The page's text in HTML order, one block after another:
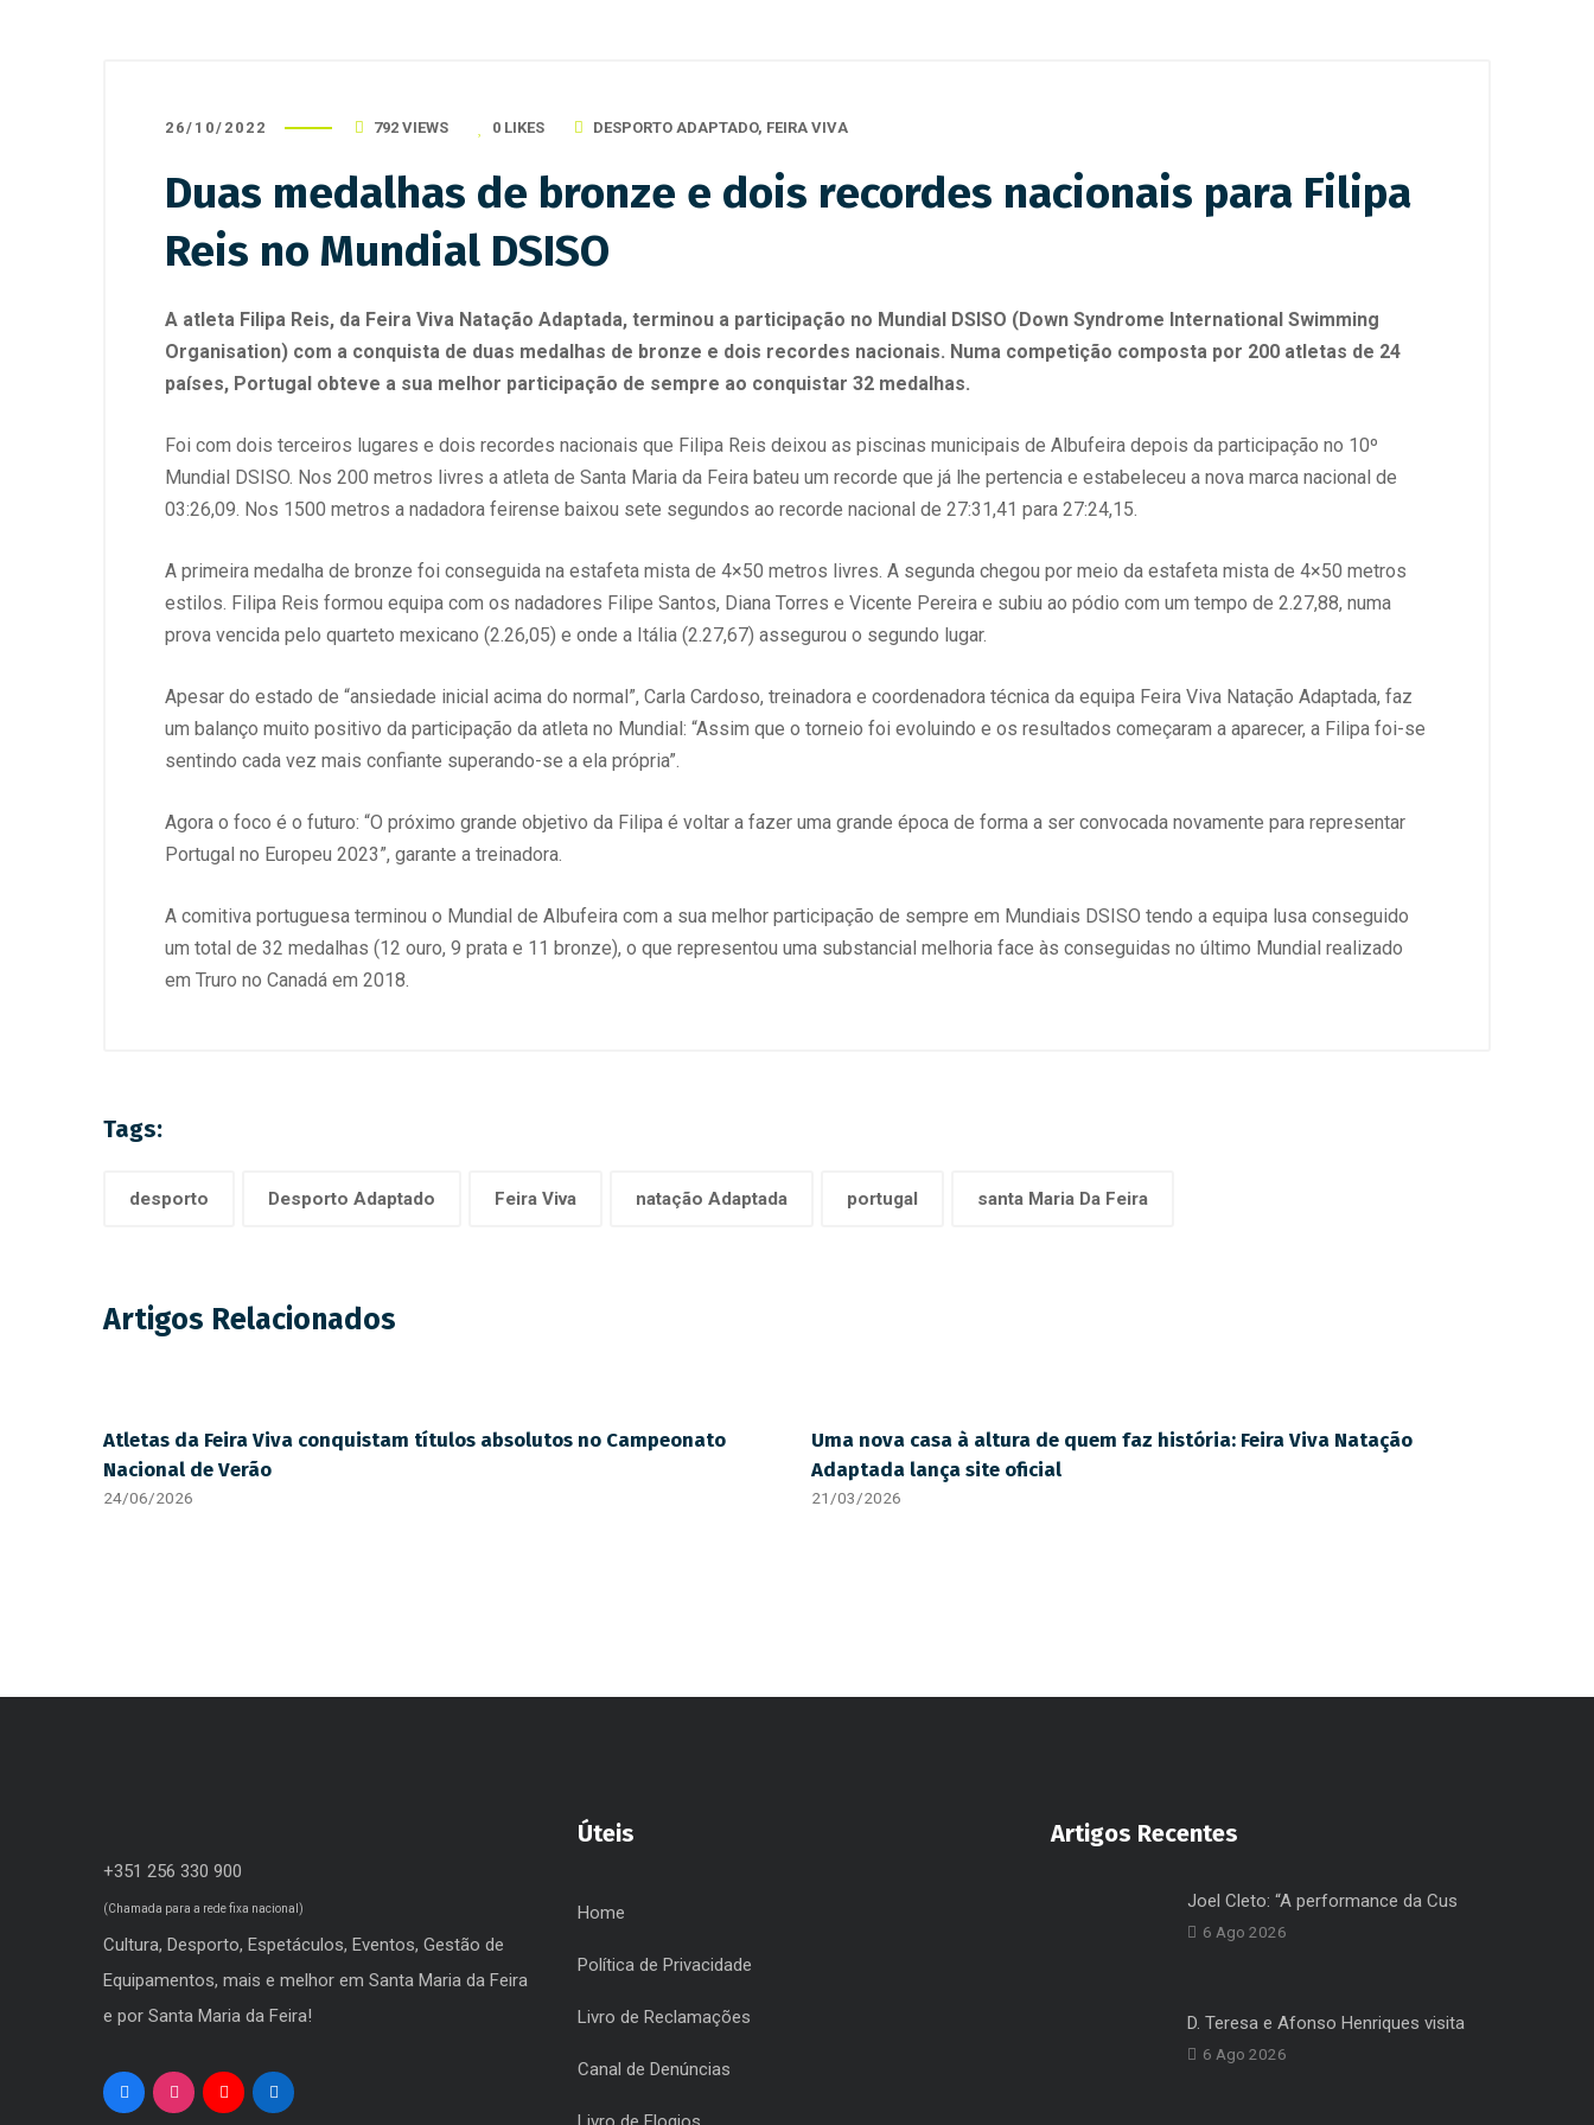
26/10/2022 792 VIEWS 0 LIKES DESPORTO ADAPTADO, FEIRA VIVA
Duas medalhas de bronze e dois recordes nacionais para Filipa
Reis no Mundial DSISO
A atleta Filipa Reis, da Feira Viva Natação Adaptada, terminou a participação no Mundial DSISO (Down Syndrome International Swimming
Organisation) com a conquista de duas medalhas de bronze e dois recordes nacionais. Numa competição composta por 200 atletas de 24
países, Portugal obteve a sua melhor participação de sempre ao conquistar 32 medalhas.
Foi com dois terceiros lugares e dois recordes nacionais que Filipa Reis deixou as piscinas municipais de Albufeira depois da participação no 10º
Mundial DSISO. Nos 200 metros livres a atleta de Santa Maria da Feira bateu um recorde que já lhe pertencia e estabeleceu a nova marca nacional de
03:26,09. Nos 1500 metros a nadadora feirense baixou sete segundos ao recorde nacional de 27:31,41 para 27:24,15.
A primeira medalha de bronze foi conseguida na estafeta mista de 4×50 metros livres. A segunda chegou por meio da estafeta mista de 4×50 metros
estilos. Filipa Reis formou equipa com os nadadores Filipe Santos, Diana Torres e Vicente Pereira e subiu ao pódio com um tempo de 2.27,88, numa
prova vencida pelo quarteto mexicano (2.26,05) e onde a Itália (2.27,67) assegurou o segundo lugar.
Apesar do estado de “ansiedade inicial acima do normal”, Carla Cardoso, treinadora e coordenadora técnica da equipa Feira Viva Natação Adaptada, faz
um balanço muito positivo da participação da atleta no Mundial: “Assim que o torneio foi evoluindo e os resultados começaram a aparecer, a Filipa foi-se
sentindo cada vez mais confiante superando-se a ela própria”.
Agora o foco é o futuro: “O próximo grande objetivo da Filipa é voltar a fazer uma grande época de forma a ser convocada novamente para representar
Portugal no Europeu 2023”, garante a treinadora.
A comitiva portuguesa terminou o Mundial de Albufeira com a sua melhor participação de sempre em Mundiais DSISO tendo a equipa lusa conseguido
um total de 32 medalhas (12 ouro, 9 prata e 11 bronze), o que representou uma substancial melhoria face às conseguidas no último Mundial realizado
em Truro no Canadá em 2018.
Tags:
desporto Desporto Adaptado Feira Viva natação Adaptada portugal santa Maria Da Feira
Artigos Relacionados
Atletas da Feira Viva conquistam títulos absolutos no Campeonato
Nacional de Verão
24/06/2026
Uma nova casa à altura de quem faz história: Feira Viva Natação
Adaptada lança site oficial
21/03/2026
+351 256 330 900
(Chamada para a rede fixa nacional)
Cultura, Desporto, Espetáculos, Eventos, Gestão de
Equipamentos, mais e melhor em Santa Maria da Feira
e por Santa Maria da Feira!
Úteis
Home
Política de Privacidade
Livro de Reclamações
Canal de Denúncias
Artigos Recentes
Joel Cleto: “A performance da Cus
6 Ago 2026
D. Teresa e Afonso Henriques visita
6 Ago 2026